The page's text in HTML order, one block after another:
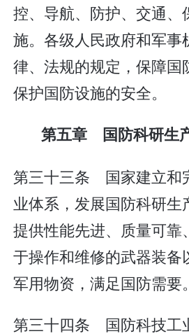
控、导航、防护、交通、
施。各级人民政府和军事
律、法规的规定，保障国
保护国防设施的安全。
第五章 国防科研生
第三十三条 国家建立和
业体系，发展国防科研生
提供性能先进、质量可靠
于操作和维修的武器装备
军用物资，满足国防需要。
第三十四条 国防科技工